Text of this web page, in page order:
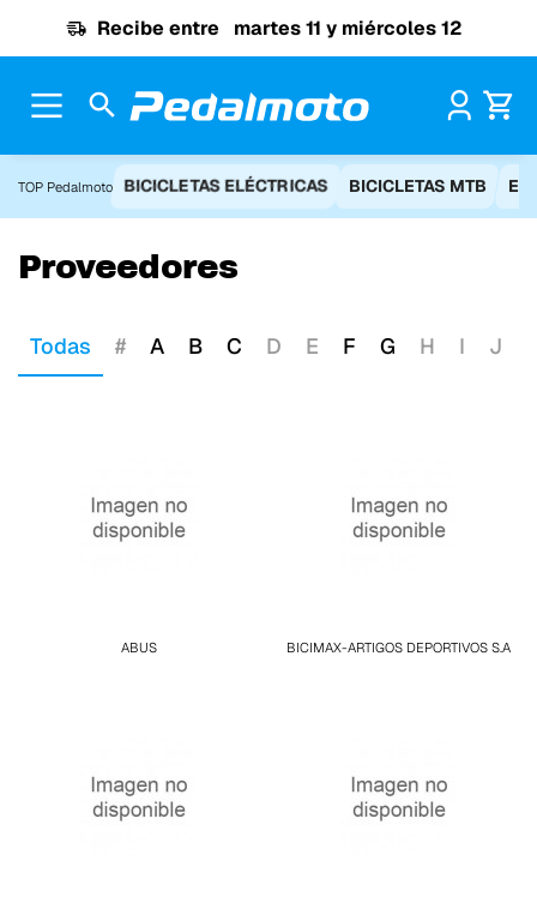
Recibe entre martes 11 y miércoles 12
TOP Pedalmoto BICICLETAS ELÉCTRICAS BICICLETAS MTB
Proveedores
Todas # A B C D E F G H I J
ABUS BICIMAX-ARTIGOS DEPORTIVOS S.A